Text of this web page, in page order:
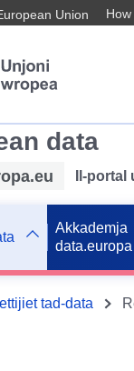
Union
data
Il-
Akkademja
data.europa
tad-data